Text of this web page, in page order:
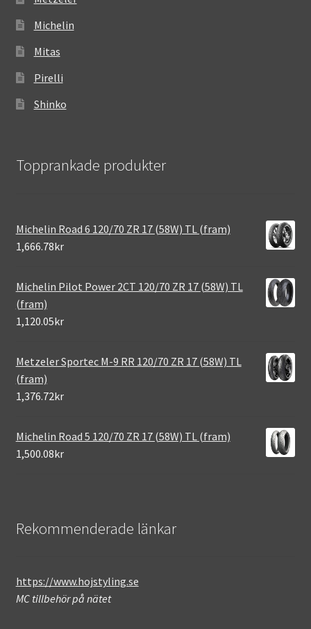
Michelin
Mitas
Pirelli
Shinko
Topprankade produkter
Michelin Road 6 120/70 ZR 17 (58W) TL (fram)
1,666.78kr
Michelin Pilot Power 2CT 120/70 ZR 17 (58W) TL
(fram)
1,120.05kr
Metzeler Sportec M-9 RR 120/70 ZR 17 (58W) TL
(fram)
1,376.72kr
Michelin Road 5 120/70 ZR 17 (58W) TL (fram)
1,500.08kr
Rekommenderade länkar
https://www.hojstyling.se
MC tillbehör på nätet